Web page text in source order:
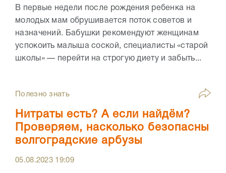
В первые недели после рождения ребенка на
молодых мам обрушивается поток советов и
назначений. Бабушки рекомендуют женщинам
успокоить малыша соской, специалисты «старой
школы» — перейти на строгую диету и забыть...
Полезно знать
Нитраты есть? А если найдём?
Проверяем, насколько безопасны
волгоградские арбузы
05.08.2023 19:09